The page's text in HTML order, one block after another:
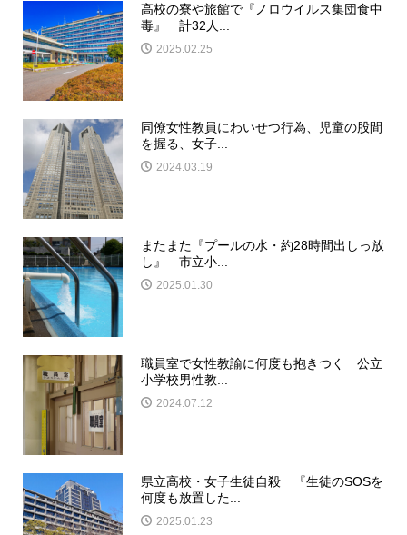
高校の寮や旅館で『ノロウイルス集団食中
毒』 計32人...
2025.02.25
同僚女性教員にわいせつ行為、児童の股間
を握る、女子...
2024.03.19
またまた『プールの水・約28時間出しっ放
し』 市立小...
2025.01.30
職員室で女性教諭に何度も抱きつく 公立
小学校男性教...
2024.07.12
県立高校・女子生徒自殺 『生徒のSOSを
何度も放置した...
2025.01.23